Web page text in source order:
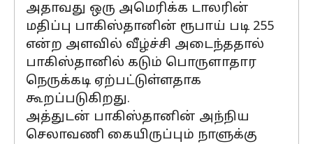
அதாவது ஒரு அமெரிக்க டாலரின்
மதிப்பு பாகிஸ்தானின் ரூபாய் படி 255
என்ற அளவில் வீழ்ச்சி அடைந்ததால்
பாகிஸ்தானில் கடும் பொருளாதார
நெருக்கடி ஏற்பட்டுள்ளதாக
கூறப்படுகிறது.
அத்துடன் பாகிஸ்தானின் அந்நிய
செலாவணி கையிருப்பும் நாளுக்கு